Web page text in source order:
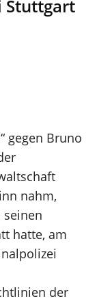
Stuttgart
gegen Bruno
nahm,
hatte, am
der